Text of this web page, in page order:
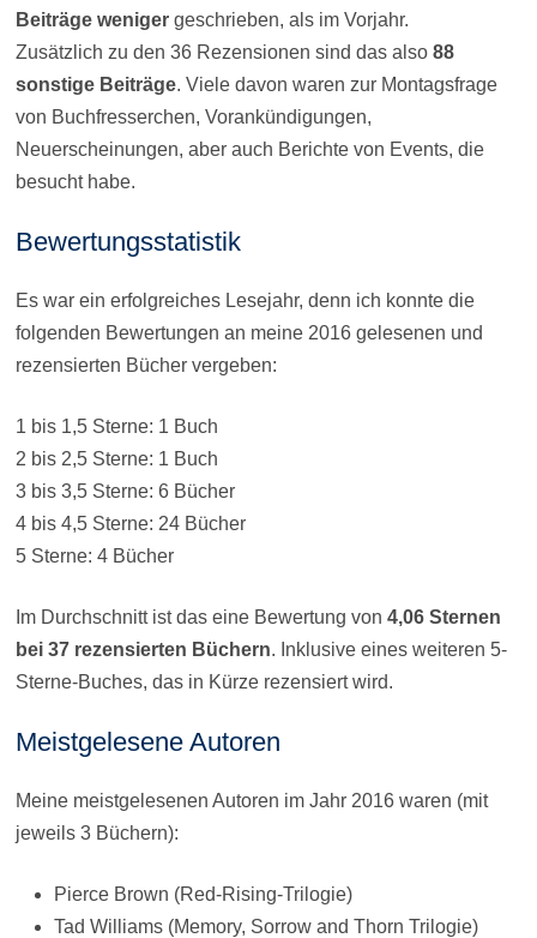
Beiträge wenigergeschrieben, als im Vorjahr.
Zusätzlich zu den 36 Rezensionen sind das also 88
sonstige Beiträge. Viele davon waren zur Montagsfrage
von Buchfresserchen, Vorankündigungen,
Neuerscheinungen, aber auch Berichte von Events, die
besucht habe.
Bewertungsstatistik
Es war ein erfolgreiches Lesejahr, denn ich konnte die
folgenden Bewertungen an meine 2016 gelesenen und
rezensierten Bücher vergeben:
1 bis 1,5 Sterne: 1 Buch
2 bis 2,5 Sterne: 1 Buch
3 bis 3,5 Sterne: 6 Bücher
4 bis 4,5 Sterne: 24 Bücher
5 Sterne: 4 Bücher
Im Durchschnitt ist das eine Bewertung von 4,06 Sternen
bei 37 rezensierten Büchern. Inklusive eines weiteren 5-
Sterne-Buches, das in Kürze rezensiert wird.
Meistgelesene Autoren
Meine meistgelesenen Autoren im Jahr 2016 waren (mit
jeweils 3 Büchern):
Pierce Brown (Red-Rising-Trilogie)
Tad Williams (Memory, Sorrow and Thorn Trilogie)